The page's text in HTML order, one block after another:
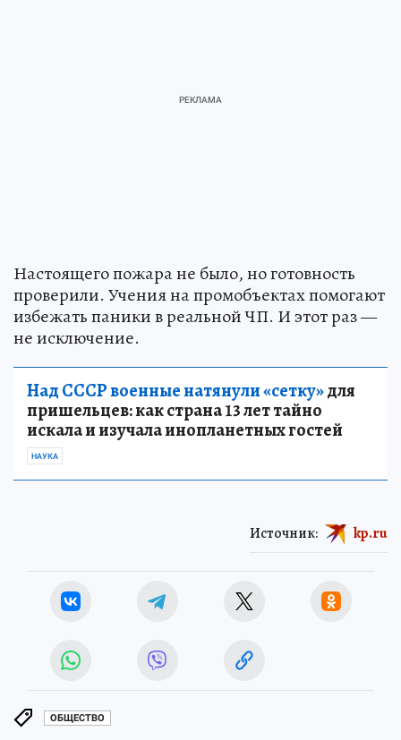
Настоящего пожара не было, но готовность
проверили. Учения на промобъектах помогают
избежать паники в реальной ЧП. И этот раз —
не исключение.
Над СССР военные натянули «сетку»для
пришельцев: как страна 13 лет тайно
искала и изучала инопланетных гостей
НАУКА
Источник: kp.ru
ОБЩЕСТВО